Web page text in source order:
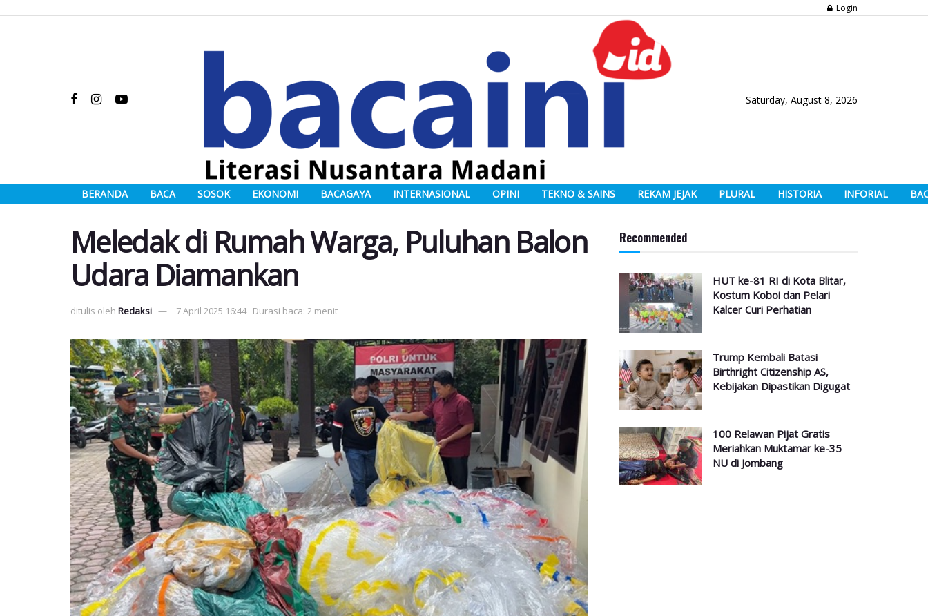
Login
Saturday, August 8, 2026
BERANDA BACA SOSOK EKONOMI BACAGAYA INTERNASIONAL OPINI TEKNO & SAINS REKAM JEJAK PLURAL HISTORIA INFORIAL
Meledak di Rumah Warga, Puluhan Balon
Udara Diamankan
ditulis oleh Redaksi 7 April 2025 16:44 Durasi baca: 2 menit
Recommended
HUT ke-81 RI di Kota Blitar,
Kostum Koboi dan Pelari
Kalcer Curi Perhatian
Trump Kembali Batasi
Birthright Citizenship AS,
Kebijakan Dipastikan Digugat
100 Relawan Pijat Gratis
Meriahkan Muktamar ke-35
NU di Jombang